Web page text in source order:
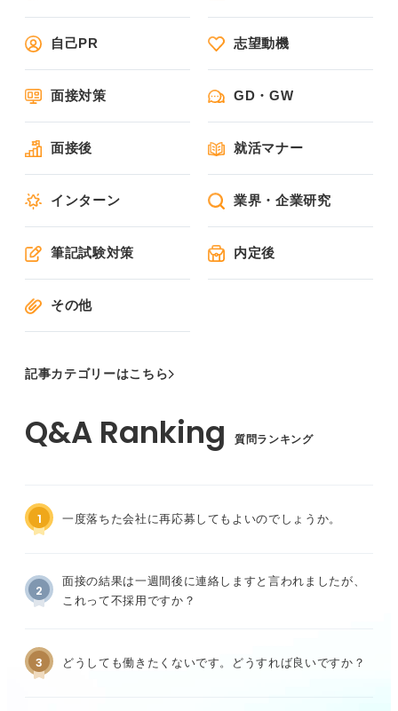
自己PR 志望動機
面接対策 GD・GW
面接後 就活マナー
インターン 業界・企業研究
筆記試験対策 内定後
その他
記事カテゴリーはこちら
質問ランキング
1 一度落ちた会社に再応募してもよいのでしょうか。
2
面接の結果は一週間後に連絡しますと言われましたが、
これって不採用ですか？
3 どうしても働きたくないです。どうすれば良いですか？